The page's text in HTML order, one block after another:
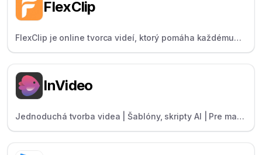
FlexClip
FlexClip je online tvorca videí, ktorý pomáha každému
vytvárať videá pomocou šablón, skladových
InVideo
Jednoduchá tvorba videa | Šablóny, skripty AI | Pre malé
podniky